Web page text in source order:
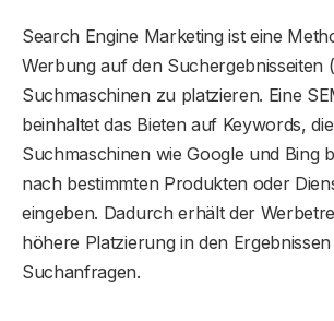
Search Engine Marketing ist eine
Werbung auf den Suchergebnisseiten
Suchmaschinen zu platzieren. Eine
beinhaltet das Bieten auf Keywords,
Suchmaschinen wie Google und Bing
nach bestimmten Produkten oder
eingeben. Dadurch erhält der
höhere Platzierung in den
Suchanfragen.